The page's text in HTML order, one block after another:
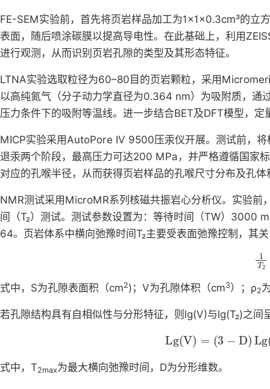
FE-SEM实验前，首先将页岩样品加工为1×1×0.3cm³的立
表面，随后喷涂碳膜以提高导电性。在此基础上，利用
进行观测，从而识别页岩孔隙的类型及其形态特征。
LTNA实验选取粒径为60–80目的页岩颗粒，采用
以高纯氮气（分子动力学直径为0.364 nm）为吸附质，通
压力条件下的吸附等温线。进一步结合BET及DFT模型，
MICP实验采用AutoPore IV 9500压汞仪开展。测试前，
退汞两个阶段，最高压力可达200 MPa，并严格遵循国家
对应的孔喉半径，从而获得页岩样品的孔喉尺寸分布及孔
NMR测试采用MicroMR系列核磁共振岩心分析仪。实验
间（T₂）测试。测试参数设置为：等待时间（TW）3000
64。页岩体系中横向弛豫时间T₂主要受表面弛豫控制，其
T
式中，S为孔隙表面积（cm2)；V为孔隙体积（cm3）；ρ2
若孔隙结构具有自相似性与分形特征，则lg(V)与lg(T₂)之
Lg V=3 DLg 2+ D
式中，T2max为最大横向弛豫时间，D为分形维数。